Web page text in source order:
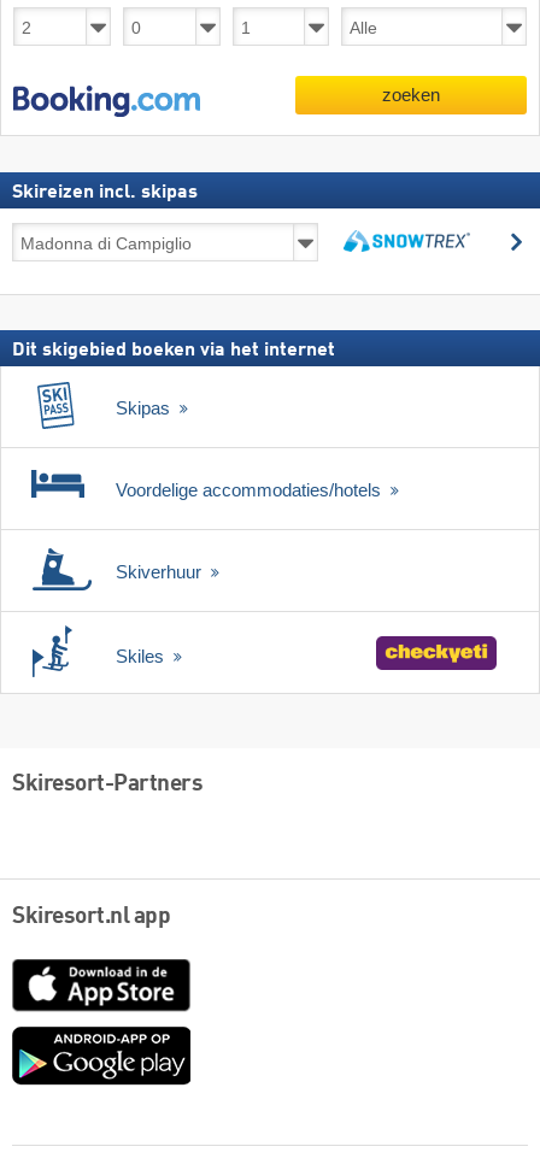
zoeken
Skireizen incl. skipas
incl.
Dit skigebied boeken via het internet
Skipas
Voordelige accommodaties/hotels
Skiverhuur
Skiles
Skiresort-Partners
Skiresort.nl app
App
Google